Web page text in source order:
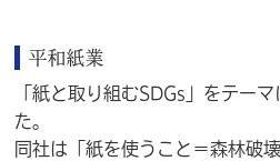
平和紙業
「紙と取り組むSDGs」をテー
た。
同社は「紙を使うこと＝森林破